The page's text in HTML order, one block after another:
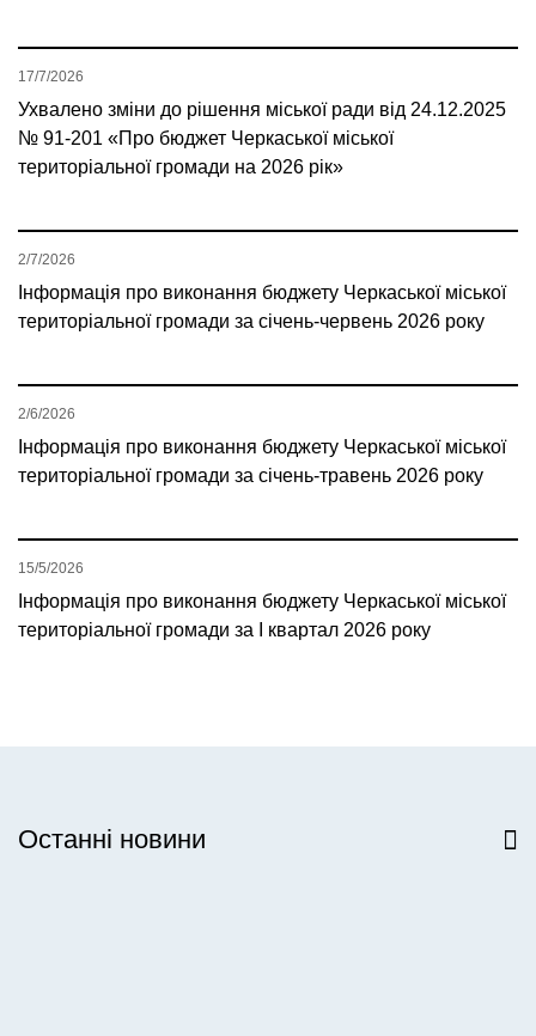
Ухвалено зміни до рішення міської ради від 24.12.2025
№ 91-201 «Про бюджет Черкаської міської
територіальної громади на 2026 рік»
17/7/2026
Інформація про виконання бюджету Черкаської міської
територіальної громади за січень-червень 2026 року
2/7/2026
Інформація про виконання бюджету Черкаської міської
територіальної громади за січень-травень 2026 року
2/6/2026
Інформація про виконання бюджету Черкаської міської
територіальної громади за І квартал 2026 року
15/5/2026
Останні новини